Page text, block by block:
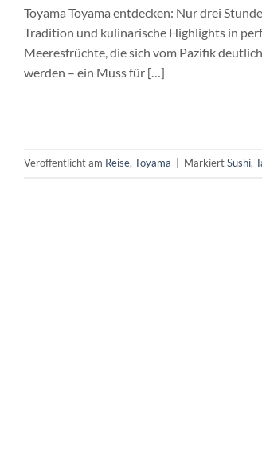
Toyama Toyama entdecken: Nur drei
Tradition und kulinarische Highlights in
Meeresfrüchte, die sich vom Pazifik
werden – ein Muss für […]
Veröffentlicht am Reise, Toyama MarkiertSushi,